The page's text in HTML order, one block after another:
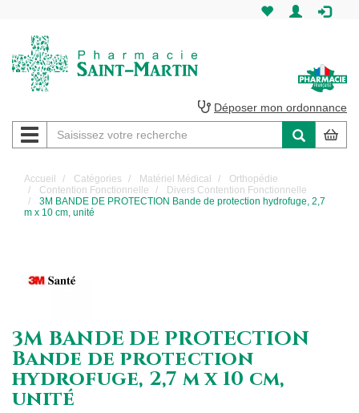
Martin
Pharmacie
Saint-
Martin
Déposer mon ordonnance
Navigation
Accueil Catégories Matériel Médical
Orthopédie
Contention Fonctionnelle
Divers Contention Fonctionnelle
3M BANDE DE PROTECTION Bande de protection hydrofuge, 2,7
m x 10 cm, unité
3M BANDE DE PROTECTION
Bande de protection
hydrofuge, 2,7 m x 10 cm,
unité